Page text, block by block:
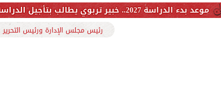
تحسم موقفها
رئيس مجلس الإدارة ورئيس التحرير